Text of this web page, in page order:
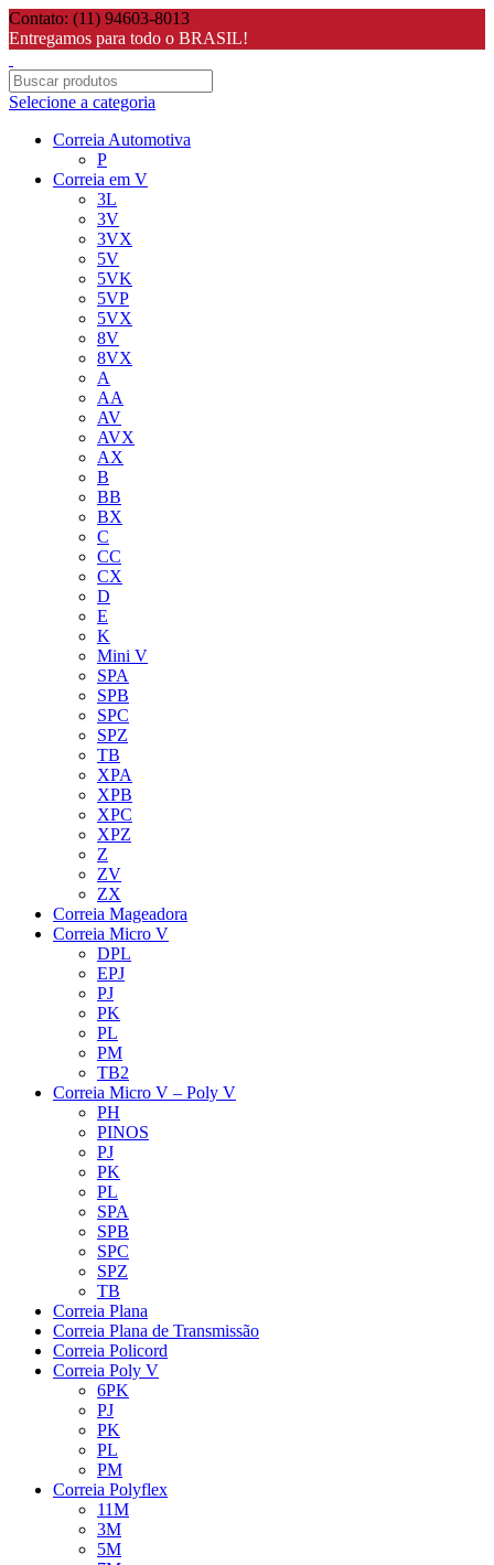
Contato: (11) 94603-8013
Entregamos para todo o BRASIL!
Selecione a categoria
Correia Automotiva
P
Correia em V
3L
3V
3VX
5V
5VK
5VP
5VX
8V
8VX
A
AA
AV
AVX
AX
B
BB
BX
C
CC
CX
D
E
K
Mini V
SPA
SPB
SPC
SPZ
TB
XPA
XPB
XPC
XPZ
Z
ZV
ZX
Correia Mageadora
Correia Micro V
DPL
EPJ
PJ
PK
PL
PM
TB2
Correia Micro V – Poly V
PH
PINOS
PJ
PK
PL
SPA
SPB
SPC
SPZ
TB
Correia Plana
Correia Plana de Transmissão
Correia Policord
Correia Poly V
6PK
PJ
PK
PL
PM
Correia Polyflex
11M
3M
5M